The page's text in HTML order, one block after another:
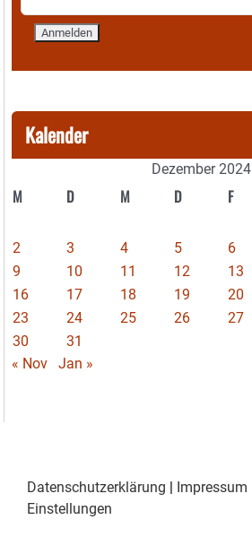
Kalender
Dezember 2024
M D M D F
2
3 4 5 6
9
10 11 12 13
16
17 18 19 20
23
24 25 26 27
30
31
« Nov
Jan »
Datenschutzerklärung Impressum
Einstellungen